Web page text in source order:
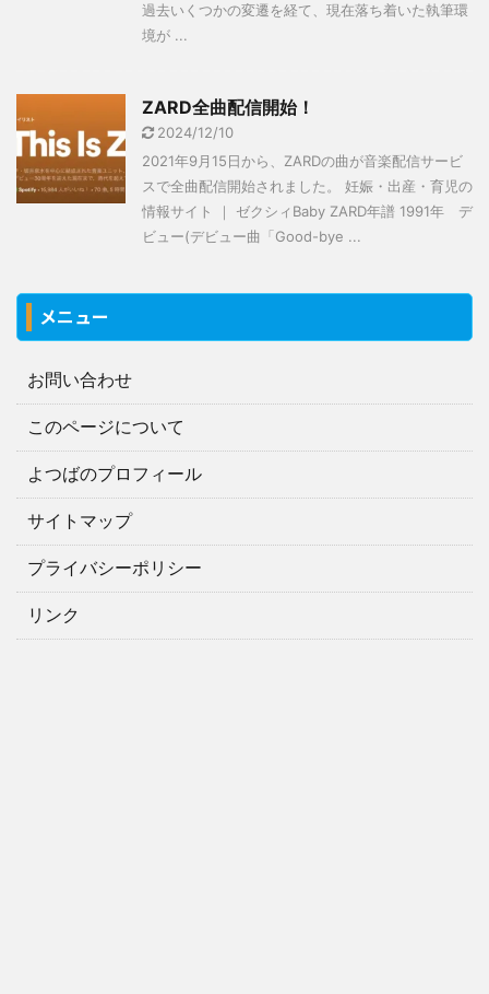
過去いくつかの変遷を経て、現在落ち着いた執筆環
境が ...
ZARD全曲配信開始！
2024/12/10
2021年9月15日から、ZARDの曲が音楽配信サービ
スで全曲配信開始されました。 妊娠・出産・育児の
情報サイト ｜ ゼクシィBaby ZARD年譜 1991年 デ
ビュー(デビュー曲「Good-bye ...
メニュー
お問い合わせ
このページについて
よつばのプロフィール
サイトマップ
プライバシーポリシー
リンク